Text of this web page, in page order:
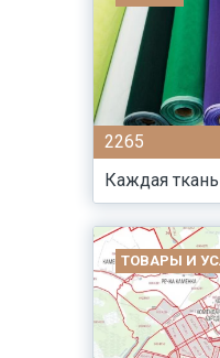
2265
Каждая
ТОВАРЫ И